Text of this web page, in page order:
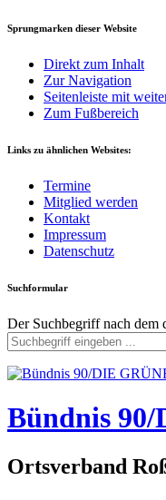
Sprungmarken dieser Website
Direkt zum Inhalt
Zur Navigation
Seitenleiste mit
Zum Fußbereich
Links zu ähnlichen Websites:
Termine
Mitglied werden
Kontakt
Impressum
Datenschutz
Suchformular
Der Suchbegriff nach dem
Bündnis
Ortsverband